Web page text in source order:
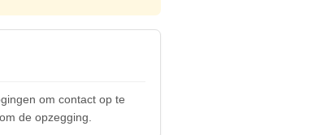
om contact op te
de opzegging.